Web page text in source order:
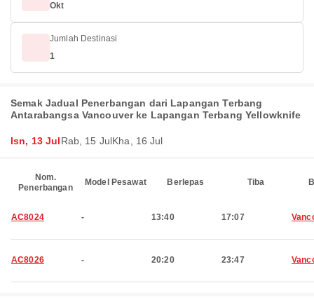
Okt
Jumlah Destinasi
1
Semak Jadual Penerbangan dari Lapangan Terbang
Antarabangsa Vancouver ke Lapangan Terbang Yellowknife
Isn, 13 JulRab, 15 JulKha, 16 Jul
Nom.
Penerbangan
Model Pesawat Berlepas Tiba
AC8024 - 13:40 17:07
AC8026 - 20:20 23:47